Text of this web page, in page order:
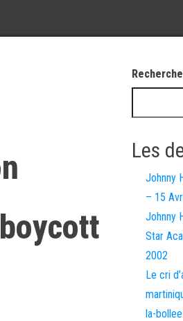
Les
Johnny
– 15
Johnny
Star
2002
Le cri
la-